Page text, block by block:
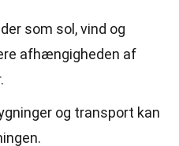
som sol, vind og
afhængigheden af
og transport kan